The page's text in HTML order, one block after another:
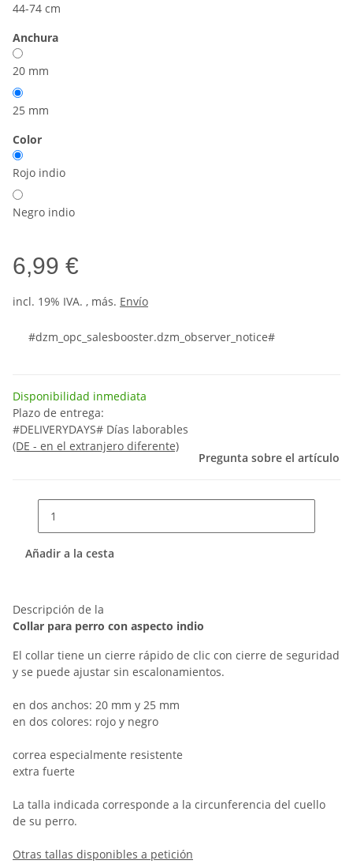
44-74 cm
Anchura
20 mm
25 mm
Color
Rojo indio
Negro indio
6,99 €
incl. 19% IVA. , más. Envío
#dzm_opc_salesbooster.dzm_observer_notice#
Disponibilidad inmediata
Plazo de entrega:
#DELIVERYDAYS# Días laborables
(DE - en el extranjero diferente)
Pregunta sobre el artículo
Añadir a la cesta
Descripción de la
Collar para perro con aspecto indio
El collar tiene un cierre rápido de clic con cierre de seguridad
y se puede ajustar sin escalonamientos.
en dos anchos: 20 mm y 25 mm
en dos colores: rojo y negro
correa especialmente resistente
extra fuerte
La talla indicada corresponde a la circunferencia del cuello
de su perro.
Otras tallas disponibles a petición